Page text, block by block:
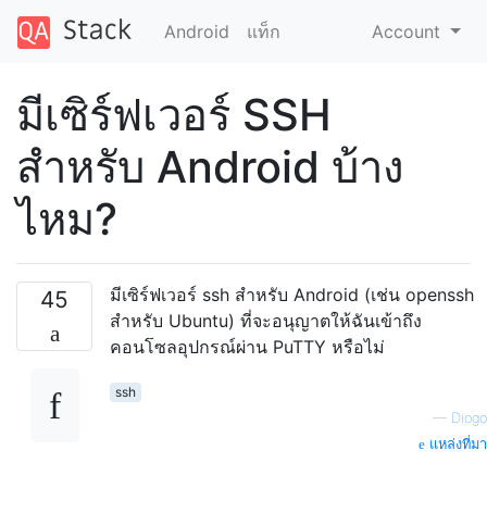
Android แท็ก Account
มีเซิร์ฟเวอร์ SSH
สำหรับ Android บ้าง
ไหม?
45
มีเซิร์ฟเวอร์ ssh สำหรับ Android (เช่น openssh
สำหรับ Ubuntu) ที่จะอนุญาตให้ฉันเข้าถึง
คอนโซลอุปกรณ์ผ่าน PuTTY หรือไม่
ssh
— Diogo
แหล่งที่มา